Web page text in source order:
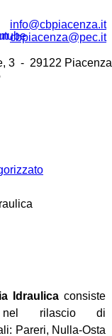
info@cbpiacenza.it
cbpiacenza@pec.it
- 29122 Piacenza
Idraulica consiste
nel rilascio di
Pareri, Nulla-Osta